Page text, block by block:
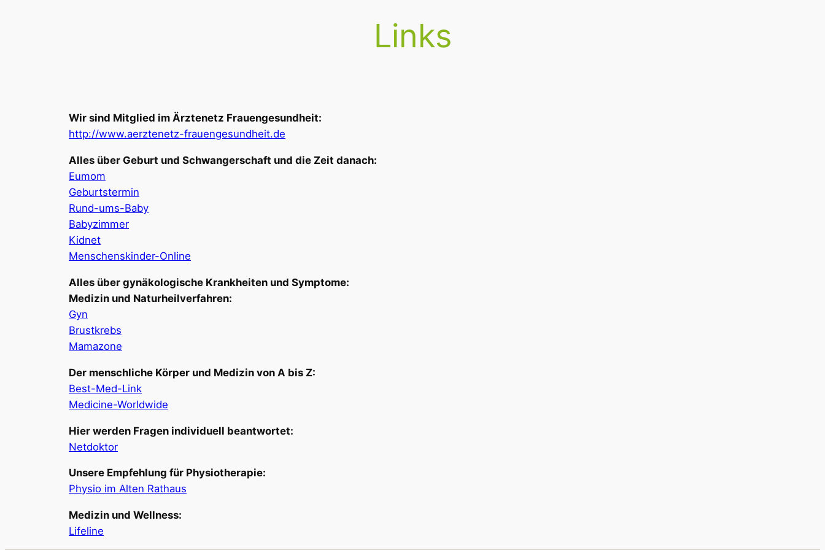
Links
Wir sind Mitglied im Ärztenetz Frauengesundheit:
http://www.aerztenetz-frauengesundheit.de
Alles über Geburt und Schwangerschaft und die Zeit danach:
Eumom
Geburtstermin
Rund-ums-Baby
Babyzimmer
Kidnet
Menschenskinder-Online
Alles über gynäkologische Krankheiten und Symptome:
Medizin und Naturheilverfahren:
Gyn
Brustkrebs
Mamazone
Der menschliche Körper und Medizin von A bis Z:
Best-Med-Link
Medicine-Worldwide
Hier werden Fragen individuell beantwortet:
Netdoktor
Unsere Empfehlung für Physiotherapie:
Physio im Alten Rathaus
Medizin und Wellness:
Lifeline